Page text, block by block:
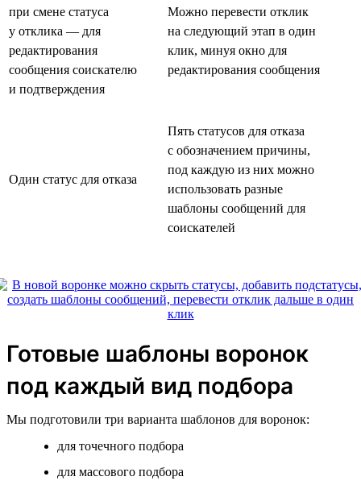
при смене статуса
у отклика — для
редактирования
сообщения соискателю
и подтверждения
Можно перевести отклик
на следующий этап в один
клик, минуя окно для
редактирования сообщения
Один статус для отказа
Пять статусов для отказа
с обозначением причины,
под каждую из них можно
использовать разные
шаблоны сообщений для
соискателей
Готовые шаблоны воронок
под каждый вид подбора
Мы подготовили три варианта шаблонов для воронок:
для точечного подбора
для массового подбора